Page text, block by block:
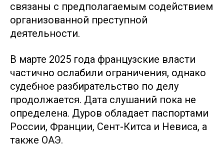
связаны с предполагаемым содействием
организованной преступной
деятельности.
В марте 2025 года французские власти
частично ослабили ограничения, однако
судебное разбирательство по делу
продолжается. Дата слушаний пока не
определена. Дуров обладает паспортами
России, Франции, Сент-Китса и Невиса, а
также ОАЭ.